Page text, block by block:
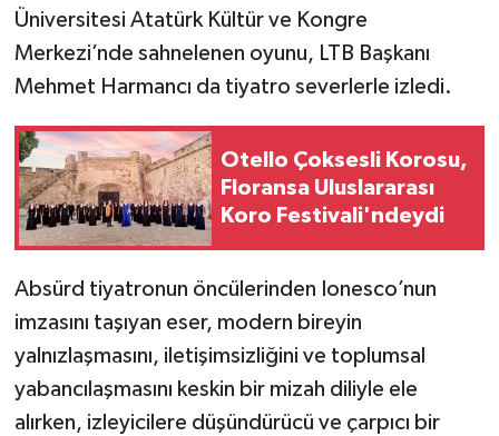
Üniversitesi Atatürk Kültür ve Kongre
Merkezi’nde sahnelenen oyunu, LTB Başkanı
Mehmet Harmancı da tiyatro severlerle izledi.
Otello Çoksesli Korosu,
Floransa Uluslararası
Koro Festivali'ndeydi
Absürd tiyatronun öncülerinden Ionesco’nun
imzasını taşıyan eser, modern bireyin
yalnızlaşmasını, iletişimsizliğini ve toplumsal
yabancılaşmasını keskin bir mizah diliyle ele
alırken, izleyicilere düşündürücü ve çarpıcı bir